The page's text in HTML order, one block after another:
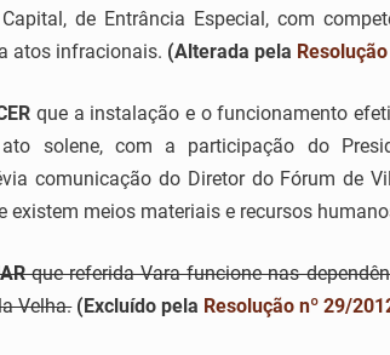
de Entrância Especial, com
atos infracionais. (Alterada pela
que a instalação e o funcionamento
solene, com a participação do
comunicação do Diretor do Fórum de
existem meios materiais e recursos
que referida Vara funcione nas
Velha. (Excluído pela Resolução nº 29/